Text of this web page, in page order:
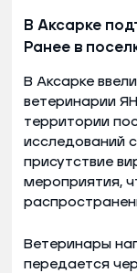
В Аксарке
Ранее в
В Аксарке
ветеринарии
территории
исследований
присутствие
мероприятия,
Ветеринары
передается